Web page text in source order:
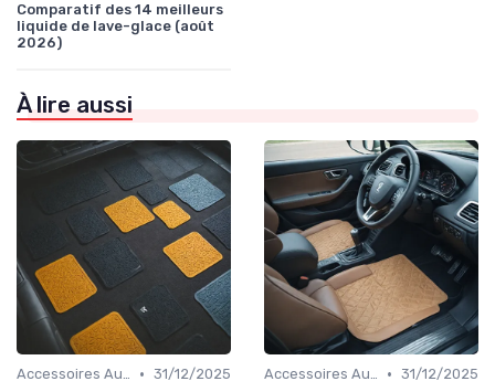
Comparatif des 14 meilleurs
liquide de lave-glace (août
2026)
À lire aussi
Accessoires Auto • 31/12/2025
Accessoires Auto • 31/12/2025